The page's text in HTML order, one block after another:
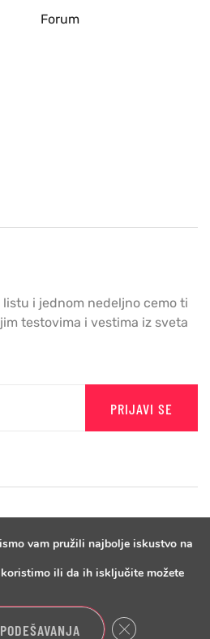
Forum
i jednom nedeljno cemo ti
testovima i vestima iz sveta
PRIJAVI SE
vam pružili najbolje iskustvo na
ili da ih isključite možete
PODEŠAVANJA Close GDPR